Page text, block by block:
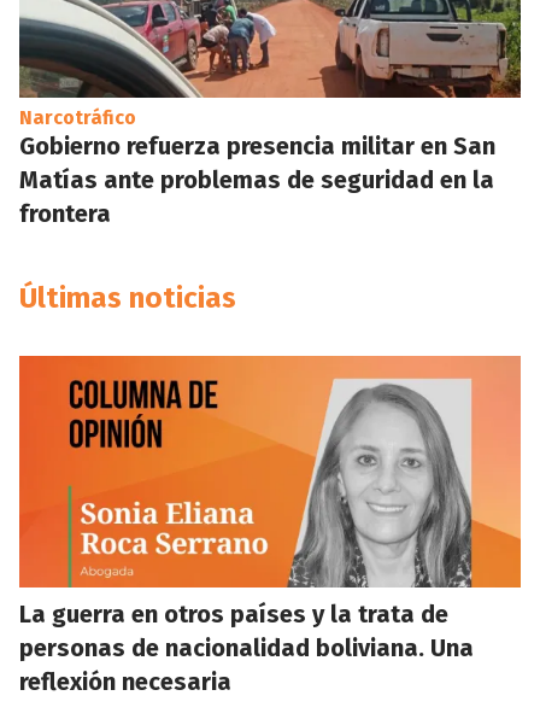
Narcotráfico
Gobierno refuerza presencia militar en San
Matías ante problemas de seguridad en la
frontera
Últimas noticias
La guerra en otros países y la trata de
personas de nacionalidad boliviana. Una
reflexión necesaria